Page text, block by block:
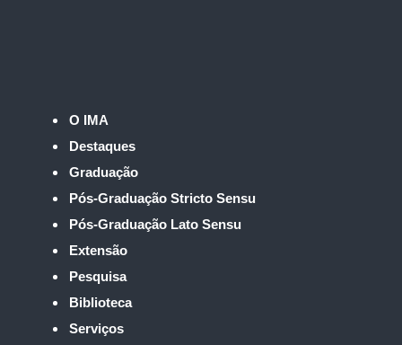
O IMA
Destaques
Graduação
Pós-Graduação Stricto Sensu
Pós-Graduação Lato Sensu
Extensão
Pesquisa
Biblioteca
Serviços